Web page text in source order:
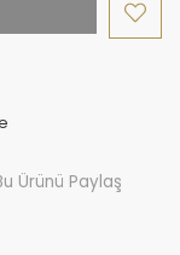
Ürünü Paylaş